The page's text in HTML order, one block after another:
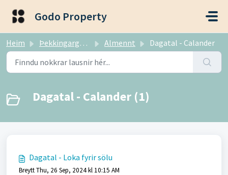
Godo Property
Heim Þekkingargrunnur Almennt Dagatal - Calander
Dagatal - Calander (1)
Dagatal - Loka fyrir sölu
Breytt Thu, 26 Sep, 2024 kl 10:15 AM